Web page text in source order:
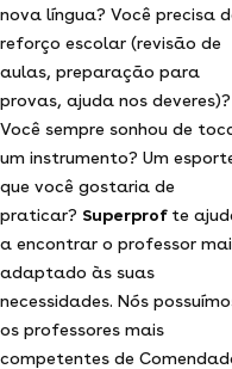
nova língua? Você precisa
reforço escolar (revisão de
aulas, preparação para
provas, ajuda nos deveres)?
Você sempre sonhou de
um instrumento? Um
que você gostaria de
praticar? Superprof te
a encontrar o professor
adaptado às suas
necessidades. Nós
os professores mais
competentes de